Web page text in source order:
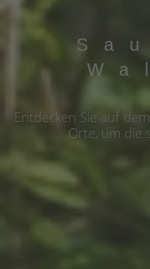
Entdecken Sie auf
Orte, um die